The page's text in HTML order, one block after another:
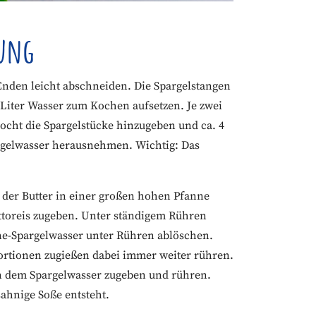
leicht abschneiden. Die Spargelstangen
Wasser zum Kochen aufsetzen. Je zwei
die Spargelstücke hinzugeben und ca. 4
herausnehmen. Wichtig: Das
Butter in einer großen hohen Pfanne
zugeben. Unter ständigem Rühren
Spargelwasser unter Rühren ablöschen.
zugießen dabei immer weiter rühren.
Spargelwasser zugeben und rühren.
Soße entsteht.